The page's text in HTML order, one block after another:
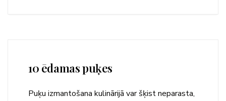
10 ēdamas puķes
Puķu izmantošana kulinārijā var šķist neparasta,